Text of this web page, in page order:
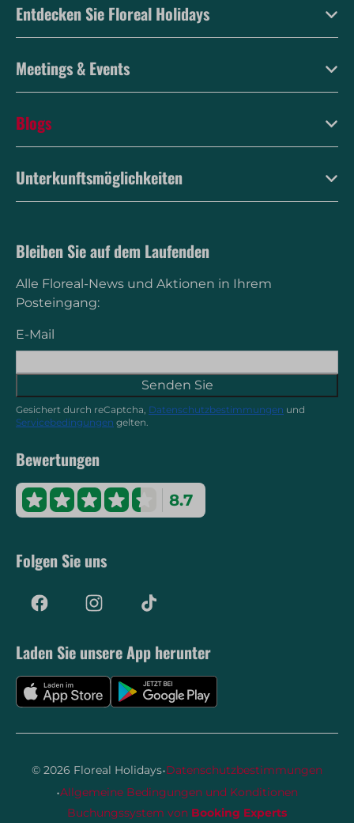
Entdecken Sie Floreal Holidays
Meetings & Events
Blogs
Unterkunftsmöglichkeiten
Bleiben Sie auf dem Laufenden
Alle Floreal-News und Aktionen in Ihrem
Posteingang:
E-Mail
Senden Sie
Gesichert durch reCaptcha, Datenschutzbestimmungen und
Servicebedingungen gelten.
Bewertungen
8.7
Folgen Sie uns
Laden Sie unsere App herunter
© 2026 Floreal Holidays·Datenschutzbestimmungen
·Allgemeine Bedingungen und Konditionen
Buchungssystem von Booking Experts